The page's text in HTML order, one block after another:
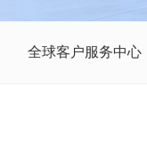
全球客户服务中心